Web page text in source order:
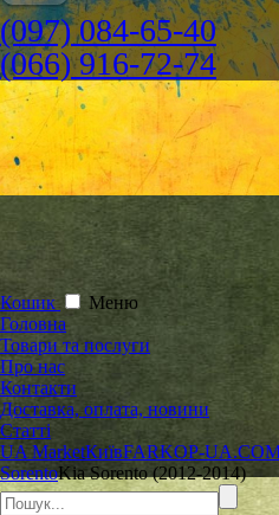
(097) 084-65-40
(066) 916-72-74
Кошик
Меню
Головна
Товари та послуги
Про нас
Контакти
Доставка, оплата, новини
Статті
UA MarketКиївFARKOP-
SorentoKia Sorento (2012-2014)